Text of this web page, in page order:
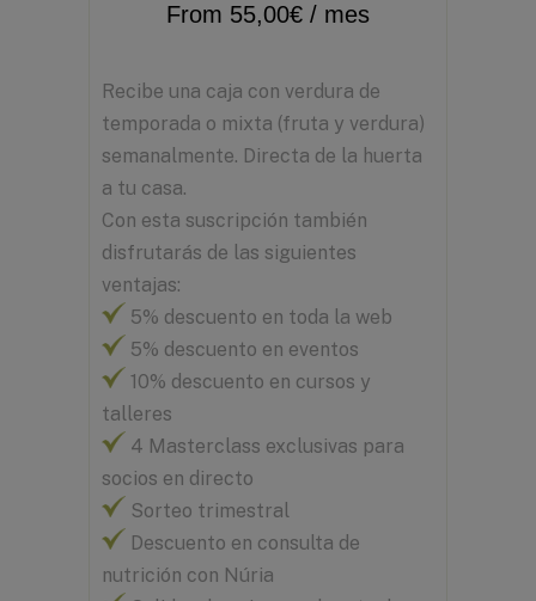
From 55,00€ / mes
Recibe una caja con verdura de
temporada o mixta (fruta y verdura)
semanalmente. Directa de la huerta
a tu casa.
Con esta suscripción también
disfrutarás de las siguientes
ventajas:
5% descuento en toda la web
5% descuento en eventos
10% descuento en cursos y
talleres
4 Masterclass exclusivas para
socios en directo
Sorteo trimestral
Descuento en consulta de
nutrición con Núria